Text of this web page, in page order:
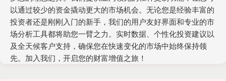
以通过较少的资金撬动更大的市场机会。无论您是经验丰富的
投资者还是刚刚入门的新手，我们的用户友好界面和专业的市
场分析工具都将助您一臂之力。实时数据、个性化投资建议以
及全天候客户支持，确保您在快速变化的市场中始终保持领
先。加入我们，开启您的财富增值之旅！